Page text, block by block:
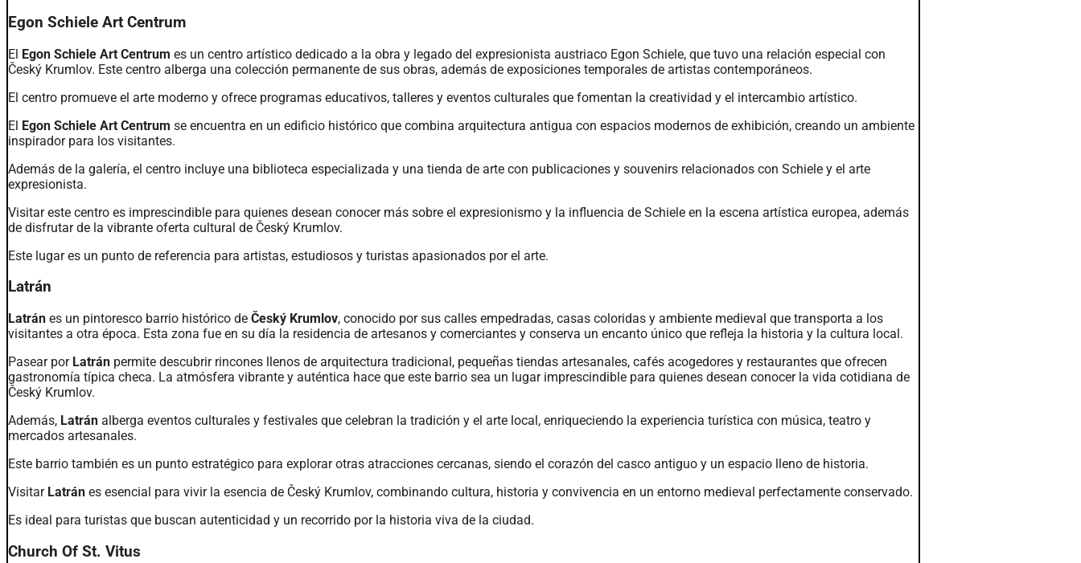
Egon Schiele Art Centrum
El Egon Schiele Art Centrum es un centro artístico dedicado a la obra y legado del expresionista austriaco Egon Schiele, que tuvo una relación especial con
Český Krumlov. Este centro alberga una colección permanente de sus obras, además de exposiciones temporales de artistas contemporáneos.
El centro promueve el arte moderno y ofrece programas educativos, talleres y eventos culturales que fomentan la creatividad y el intercambio artístico.
El Egon Schiele Art Centrum se encuentra en un edificio histórico que combina arquitectura antigua con espacios modernos de exhibición, creando un ambiente
inspirador para los visitantes.
Además de la galería, el centro incluye una biblioteca especializada y una tienda de arte con publicaciones y souvenirs relacionados con Schiele y el arte
expresionista.
Visitar este centro es imprescindible para quienes desean conocer más sobre el expresionismo y la influencia de Schiele en la escena artística europea, además
de disfrutar de la vibrante oferta cultural de Český Krumlov.
Este lugar es un punto de referencia para artistas, estudiosos y turistas apasionados por el arte.
Latrán
Latrán es un pintoresco barrio histórico de Český Krumlov, conocido por sus calles empedradas, casas coloridas y ambiente medieval que transporta a los
visitantes a otra época. Esta zona fue en su día la residencia de artesanos y comerciantes y conserva un encanto único que refleja la historia y la cultura local.
Pasear por Latrán permite descubrir rincones llenos de arquitectura tradicional, pequeñas tiendas artesanales, cafés acogedores y restaurantes que ofrecen
gastronomía típica checa. La atmósfera vibrante y auténtica hace que este barrio sea un lugar imprescindible para quienes desean conocer la vida cotidiana de
Český Krumlov.
Además, Latrán alberga eventos culturales y festivales que celebran la tradición y el arte local, enriqueciendo la experiencia turística con música, teatro y
mercados artesanales.
Este barrio también es un punto estratégico para explorar otras atracciones cercanas, siendo el corazón del casco antiguo y un espacio lleno de historia.
Visitar Latrán es esencial para vivir la esencia de Český Krumlov, combinando cultura, historia y convivencia en un entorno medieval perfectamente conservado.
Es ideal para turistas que buscan autenticidad y un recorrido por la historia viva de la ciudad.
Church Of St. Vitus